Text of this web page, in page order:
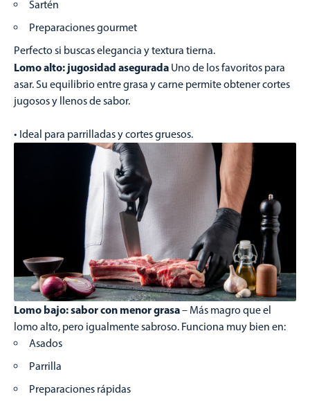
Sartén
Preparaciones gourmet
Perfecto si buscas elegancia y textura tierna.
Lomo alto: jugosidad asegurada Uno de los favoritos para
asar. Su equilibrio entre grasa y carne permite obtener cortes
jugosos y llenos de sabor.
• Ideal para parrilladas y cortes gruesos.
Lomo bajo: sabor con menor grasa– Más magro que el
lomo alto, pero igualmente sabroso. Funciona muy bien en:
Asados
Parrilla
Preparaciones rápidas